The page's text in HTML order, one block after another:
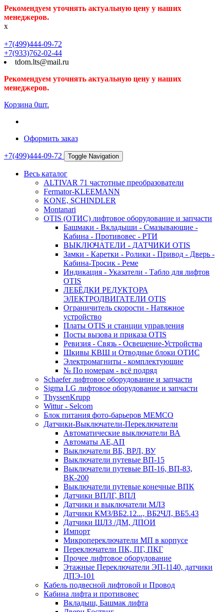
Рекомендуем уточнять актуальную цену у наших
менеджеров.
x
+7(499)444-09-72
+7(933)762-02-44
tdom.lts@mail.ru
Рекомендуем уточнять актуальную цену у наших
менеджеров.
Корзина 0шт.
Оформить заказ
+7(499)444-09-72 Toggle Navigation
Весь каталог
ALTIVAR 71 частотные преобразователи
Fermator-KLEEMANN
KONE, SCHINDLER
Montanari
OTIS (ОТИС) лифтовое оборудование и запчасти
Башмаки - Вкладыши - Смазывающие -
Кабина - Противовес - РТИ
ВЫКЛЮЧАТЕЛИ - ДАТЧИКИ OTIS
Замки - Каретки - Ролики - Привод - Дверь -
Кабина-Тросик - Реме
Индикация - Указатели - Табло для лифтов
OTIS
ЛЕБЁДКИ РЕДУКТОРА
ЭЛЕКТРОДВИГАТЕЛИ OTIS
Ограничитель скорости - Натяжное
устройство
Платы OTIS и станции управления
Посты вызова и приказа OTIS
Ревизия - Связь - Освещение-Устройства
Шкивы КВШ и Отводные блоки ОТИС
Электромагниты - комплектующие
№ По номерам - всё подряд
Schaefer лифтовое оборудование и запчасти
Sigma LG лифтовое оборудование и запчасти
ThyssenKrupp
Wittur - Selcom
Блок питания фото-барьеров MEMCO
Датчики-Выключатели-Переключатели
Автоматические выключатели ВА
Автоматы АЕ,АП
Выключатели ВБ, ВРЛ, ВУ
Выключатели путевые ВП-15
Выключатели путевые ВП-16, ВП-83,
ВК-200
Выключатели путевые конечные ВПК
Датчики ВПЛГ, ВПЛ
Датчики и выключатели МЛЗ
Датчики КМЗ/ВБ2.12..., ВБ2ЧЛ, ВБ5.43
Датчики ЩЛЗ /ДМ, ДПОИ
Импорт
Микропереключатели МП в корпусе
Переключатели ПК, ПГ, ПКГ
Прочее лифтовое оборудование
Этажные Переключатели ЭП-1140, датчики
ДПЭ-101
Кабель подвесной лифтовой и Провод
Кабина лифта и противовес
Вкладыш, Башмак лифта